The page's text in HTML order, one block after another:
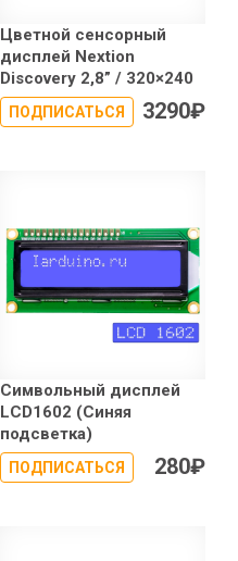
Цветной сенсорный
дисплей Nextion
Discovery 2,8” / 320×240
ПОДПИСАТЬСЯ 3290₽
Символьный дисплей
LCD1602 (Синяя
подсветка)
ПОДПИСАТЬСЯ 280₽